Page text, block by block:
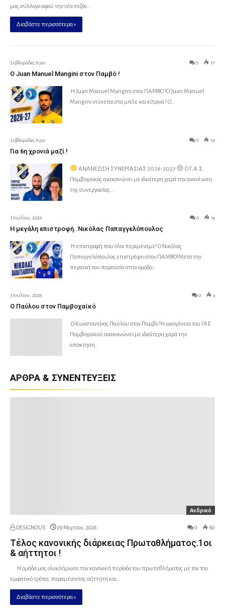
μας σύλλογο αφού την νέα σεζόν…
Διαβάστε περισσότερα »
3 εβδομάδες πριν 0 17
Ο Juan Manuel Mangini στον Παμβό !
Η Juan Manuel Mangini στον ΠΑΜΒΟ !Ο Juan Manuel
Mangini ντύνεται στα μπλε και κίτρινα ! Ο…
3 εβδομάδες πριν 0 14
Για 6η χρονιά μαζί !
ΑΝΑΝΕΩΣΗ ΣΥΝΕΡΓΑΣΙΑΣ 2026-2027
Ο Γ.Α.Σ.
Παμβοχαϊκός ανακοινώνει με ιδιαίτερη χαρά την ανανέωση
της συνεργασίας…
3 Ιουλίου, 2026 0 19
Η μεγάλη επιστροφή..Νικόλας Παπαγγελόπουλος
Η επιστροφή που όλοι περιμέναμε! Ο Νικόλας
Παπαγγελόπουλος επιστρέφει στον ΠΑΜΒΟ!Μετά την
περσινή του παρουσία στην ομάδα…
3 Ιουλίου, 2026 0 9
Ο Παύλου στον Παμβοχαϊκό
Ο Κωνσταντίνος Παύλου στον Παμβο !Η οικογένεια του ΓΑΣ
Παμβοχαϊκού ανακοινώνει με ιδιαίτερη χαρά την
απόκτηση…
ΆΡΘΡΑ & ΣΥΝΕΝΤΕΎΞΕΙΣ
Ανδρικό
DESIGNOUS 29 Μαρτίου, 2026 0 60
Τέλος κανονικής διάρκειας Πρωταθλήματος.1οι
& αήττητοι !
Η ομάδα μας ολοκλήρωσε την κανονική περίοδο του πρωταθλήματος με τον πιο
εμφατικό τρόπο, παραμένοντας αήττητη και…
Διαβάστε περισσότερα »